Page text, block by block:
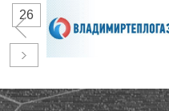
26 ...